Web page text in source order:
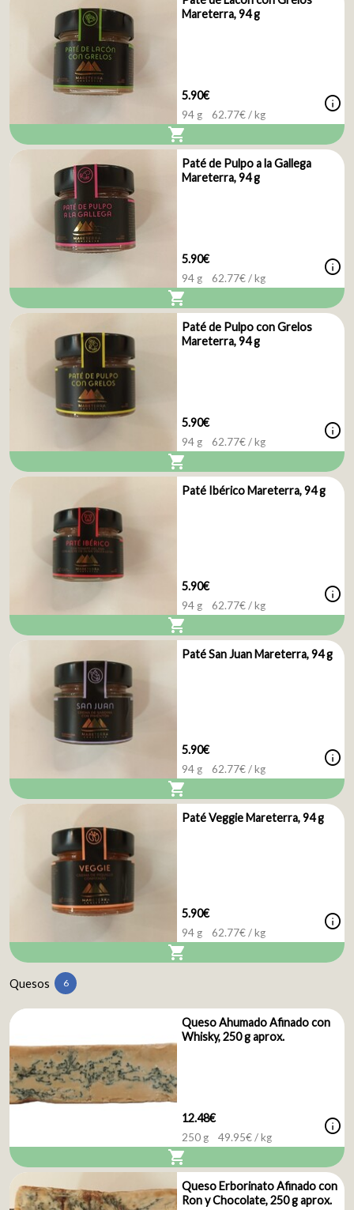
Mareterra, 94 g
5.90€
94 g 62.77€ / kg info
shopping_cart
Paté de Pulpo a la Gallega
Mareterra, 94 g
5.90€
94 g 62.77€ / kg info
shopping_cart
Paté de Pulpo con Grelos
Mareterra, 94 g
5.90€
94 g 62.77€ / kg info
shopping_cart
Paté Ibérico Mareterra, 94 g
5.90€
94 g 62.77€ / kg info
shopping_cart
Paté San Juan Mareterra, 94 g
5.90€
94 g 62.77€ / kg info
shopping_cart
Paté Veggie Mareterra, 94 g
5.90€
94 g 62.77€ / kg info
shopping_cart
Quesos 6
Queso Ahumado Afinado con
Whisky, 250 g aprox.
12.48€
250 g 49.95€ / kg info
shopping_cart
Queso Erborinato Afinado con
Ron y Chocolate, 250 g aprox.